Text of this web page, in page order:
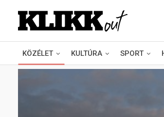
KÖZÉLET KULTÚRA SPORT